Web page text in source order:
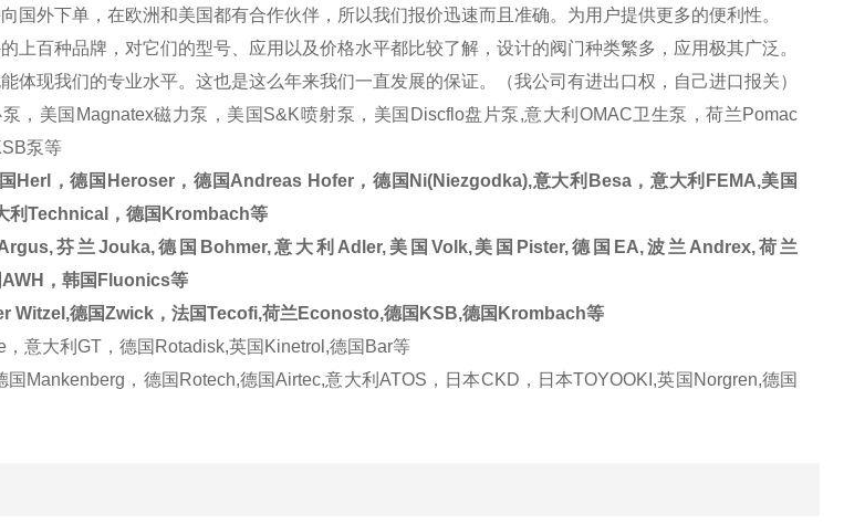
国外下单，在欧洲和美国都有合作伙伴，所以我们报价迅速而且准确。为用户提供更多的便利性。
上百种品牌，对它们的型号、应用以及价格水平都比较了解，设计的阀门种类繁多，应用极其广泛。
体现我们的专业水平。这也是这么年来我们一直发展的保证。（我公司有进出口权，自己进口报关）
，美国Magnatex磁力泵，美国S&K喷射泵，美国Discflo盘片泵,意大利OMAC卫生泵，荷兰Pomac
泵等
Herl，德国Heroser，德国Andreas Hofer，德国Ni(Niezgodka),意大利Besa，意大利FEMA,美国
利Technical，德国Krombach等
芬兰Jouka,德国Bohmer,意大利Adler,美国Volk,美国Pister,德国EA,波兰Andrex,荷兰
，韩国Fluonics等
Witzel,德国Zwick，法国Tecofi,荷兰Econosto,德国KSB,德国Krombach等
，意大利GT，德国Rotadisk,英国Kinetrol,德国Bar等
Mankenberg，德国Rotech,德国Airtec,意大利ATOS，日本CKD，日本TOYOOKI,英国Norgren,德国